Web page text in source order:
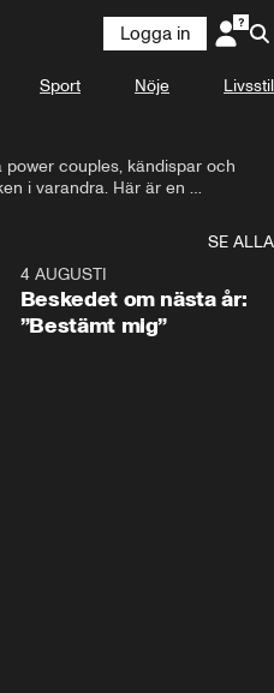
Logga in
Sport Nöje Livsstil
couples, kändispar och
i varandra. Här är en
SE ALLA
4 AUGUSTI
Beskedet om nästa år:
”Bestämt mig”